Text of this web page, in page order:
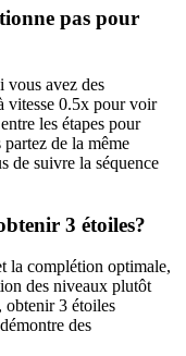
pas pour
vous avez des
vitesse 0.5x pour voir
les étapes pour
de la même
de suivre la séquence
3 étoiles?
la complétion optimale,
des niveaux plutôt
obtenir 3 étoiles
des